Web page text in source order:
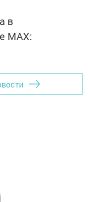
в
MАХ: